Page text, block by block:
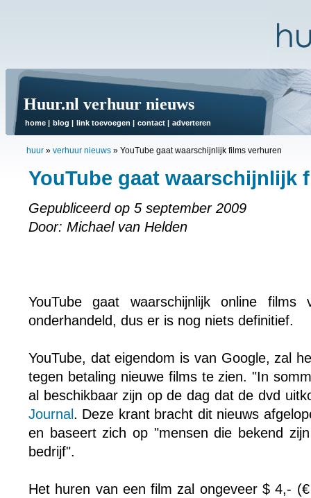
Huur.nl verhuur nieuws
home | blog | link toevoegen | contact | adverteren
huur » verhuur nieuws » YouTube gaat waarschijnlijk films verhuren
YouTube gaat waarschijnlijk
Gepubliceerd op 5 september 2009
Door: Michael van Helden
YouTube gaat waarschijnlijk online
onderhandeld, dus er is nog niets definitief.
YouTube, dat eigendom is van Google, zal
tegen betaling nieuwe films te zien. "In
al beschikbaar zijn op de dag dat de dvd
Journal . Deze krant bracht dit nieuws
en baseert zich op "mensen die bekend
bedrijf".
Het huren van een film zal ongeveer $ 4,-